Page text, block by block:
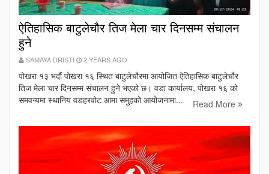
ऐतिहासिक बाटुलेचौर तिज मेला चार दिनसम्म संचालन
हुने
SAMAYA DRISTI 2 YEARS AGO
पोखरा १३ भदौं पोखरा १६ स्थित बाटुलेचौरमा आयोजित ऐतिहासिक बाटुलेचौर
तिज मेला चार दिनसम्म संचालन हुने भएको छ। वडा कार्यालय, पोखरा १६ को
समवन्यमा स्थानिय वडहरवोट आमा समुहको आयोजनामा...
Read More